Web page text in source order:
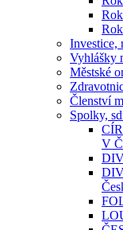
Investice,
Vyhlášky
Městské
Členství
Spolky,
V